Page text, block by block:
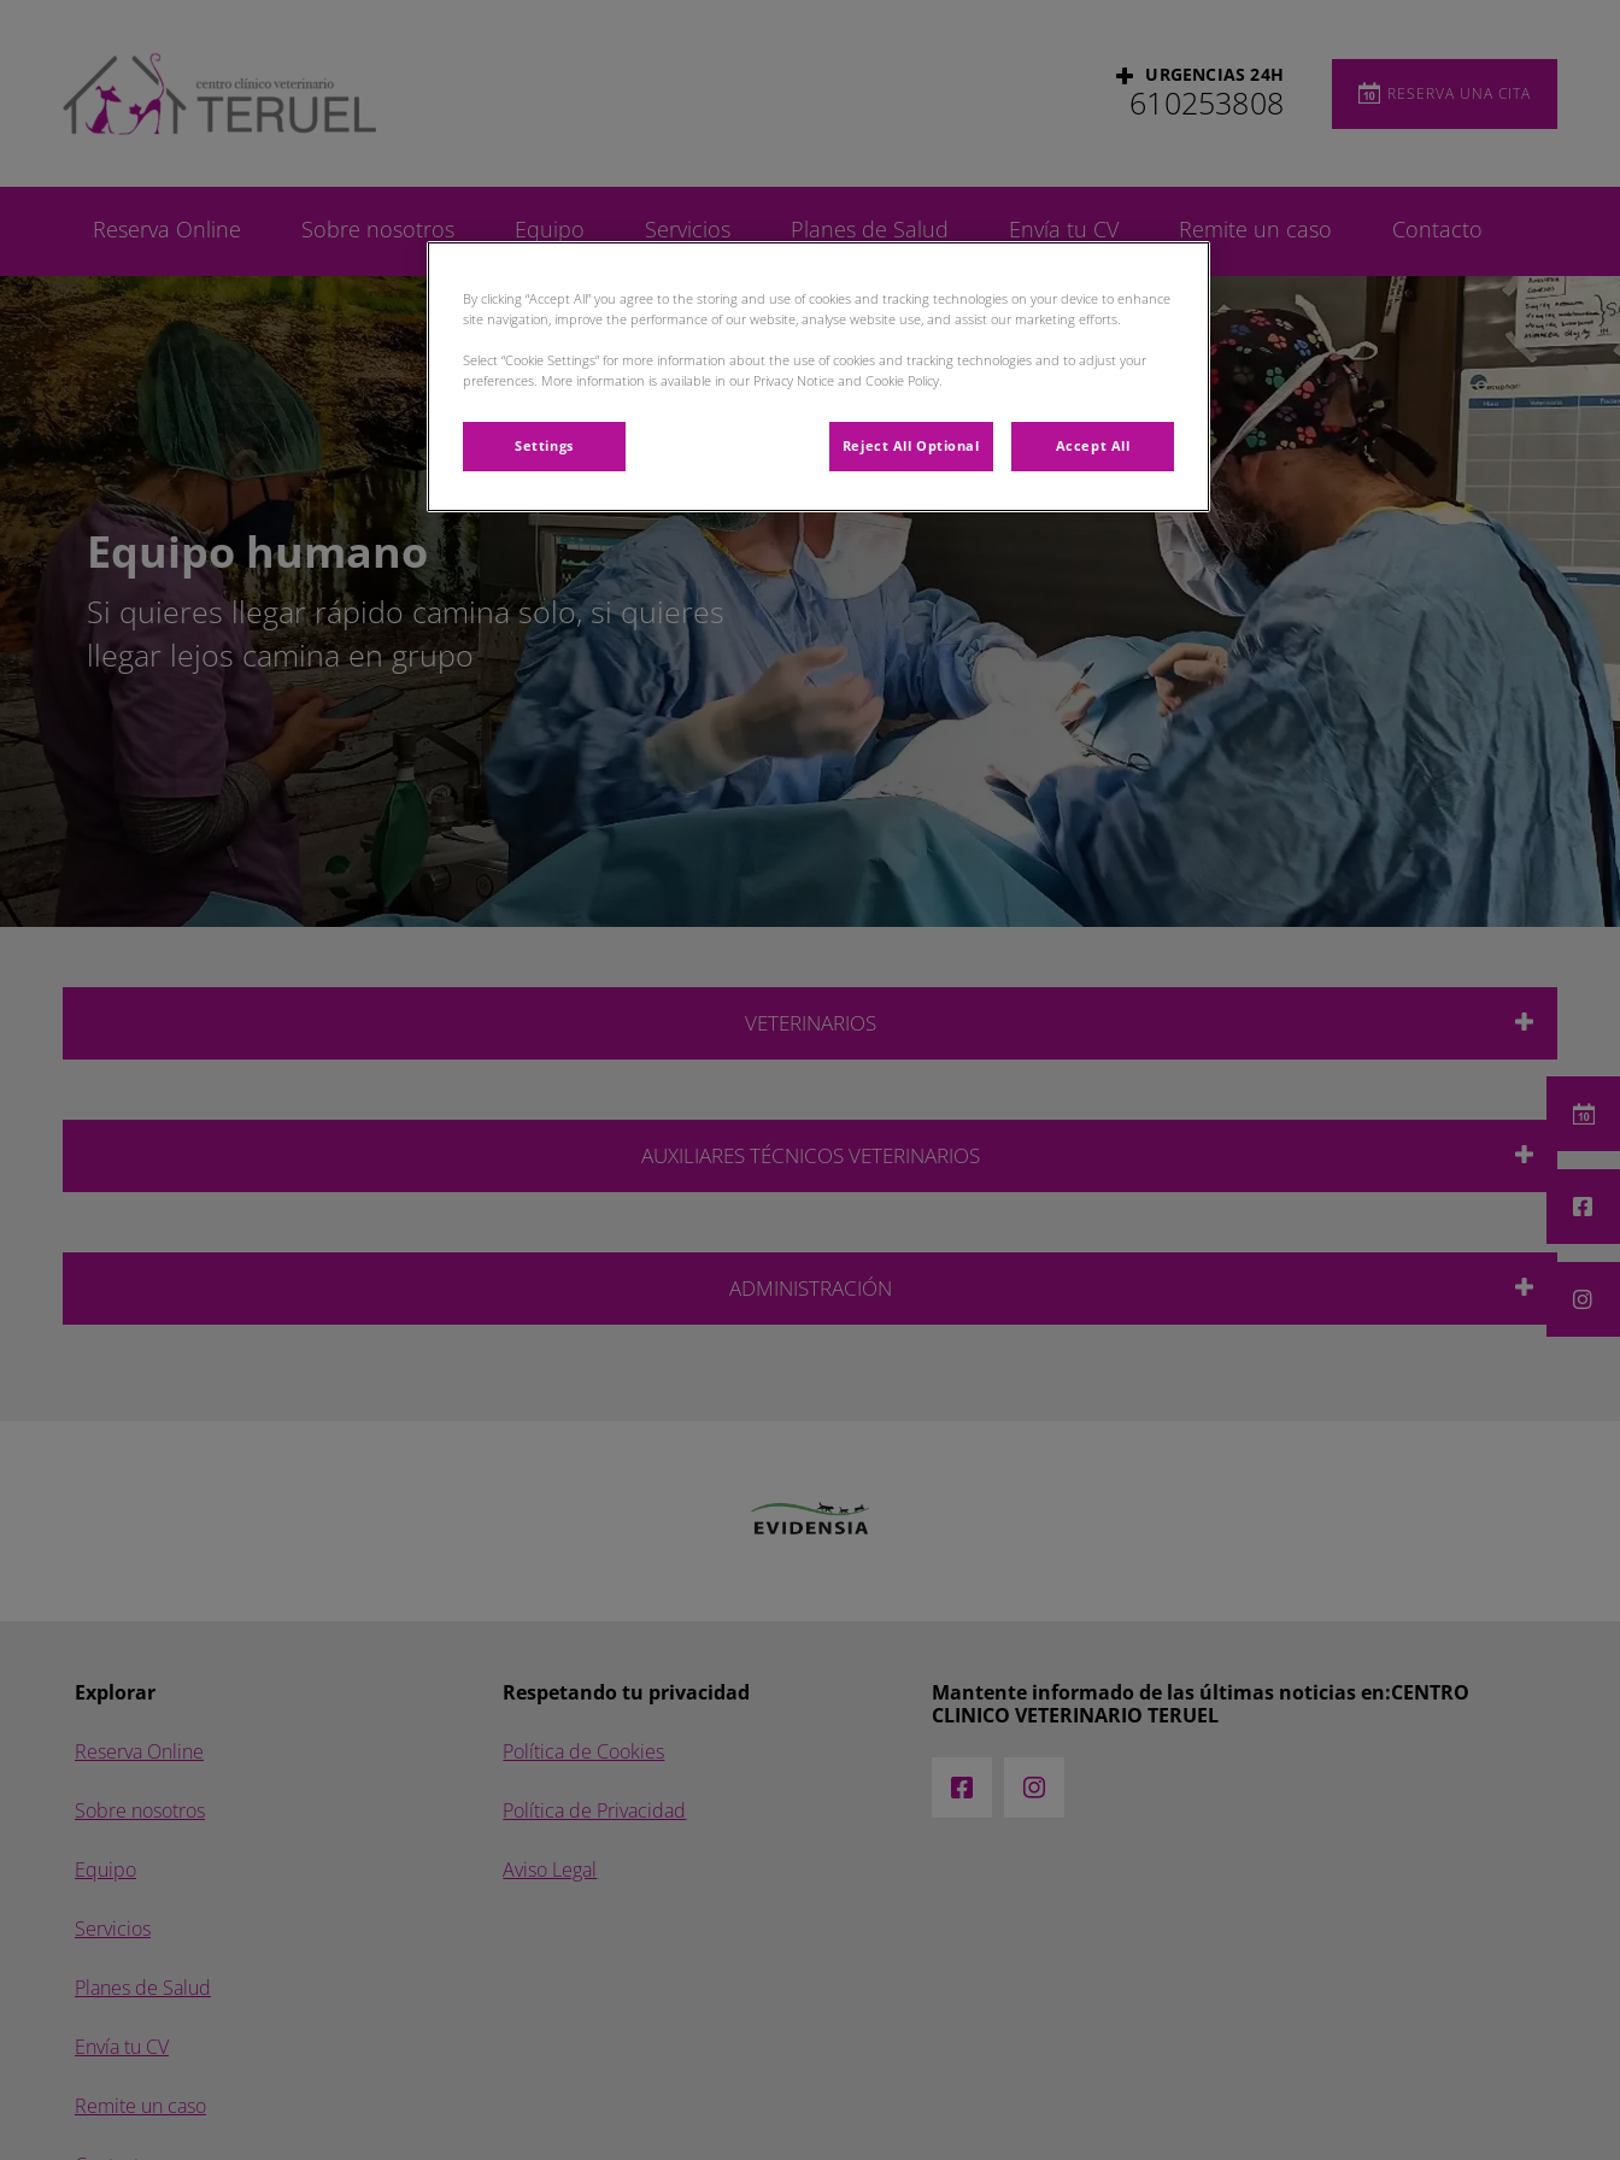
URGENCIAS 24H
610253808 RESERVA UNA CITA
Reserva Online Sobre nosotros Equipo Servicios Planes de Salud Envía tu CV Remite un caso Contacto
Equipo humano
Si quieres llegar rápido camina solo, si quieres
llegar lejos camina en grupo
VETERINARIOS
AUXILIARES TÉCNICOS VETERINARIOS
ADMINISTRACIÓN
Explorar
Reserva Online
Sobre nosotros
Equipo
Servicios
Planes de Salud
Envía tu CV
Remite un caso
Respetando tu privacidad
Política de Cookies
Política de Privacidad
Aviso Legal
Mantente informado de las últimas noticias en:CENTRO
CLINICO VETERINARIO TERUEL
By clicking “Accept All” you agree to the storing and use of cookies and tracking technologies on your device to enhance
site navigation, improve the performance of our website, analyse website use, and assist our marketing efforts.
Select “Cookie Settings” for more information about the use of cookies and tracking technologies and to adjust your
preferences. More information is available in our Privacy Notice and Cookie Policy.
Settings Reject All Optional Accept All